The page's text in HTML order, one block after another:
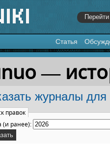
Статья
,поиск
—
журналы для
правок
(и ранее):